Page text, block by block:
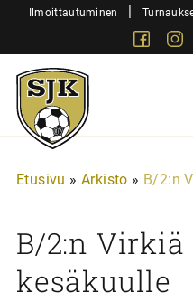
SiirryIlmoittautuminen |
Sjk-
Juniorit
Etusivu » Arkisto » B/2:n
B/2:n
kesäkuulle